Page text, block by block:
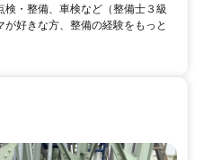
・整備、車検など（整備士３級
好きな方、整備の経験をもっと